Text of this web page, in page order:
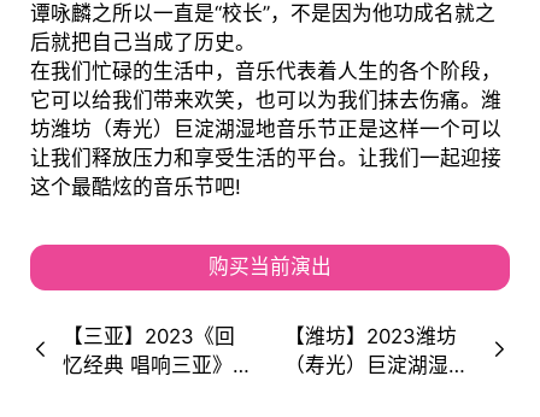
谭咏麟之所以一直是“校长”，不是因为他功成名就之
后就把自己当成了历史。
在我们忙碌的生活中，音乐代表着人生的各个阶段，
它可以给我们带来欢笑，也可以为我们抹去伤痛。潍
坊潍坊（寿光）巨淀湖湿地音乐节正是这样一个可以
让我们释放压力和享受生活的平台。让我们一起迎接
这个最酷炫的音乐节吧!
购买当前演出
【三亚】2023《回
忆经典 唱响三亚》群
【潍坊】2023潍坊
（寿光）巨淀湖湿地